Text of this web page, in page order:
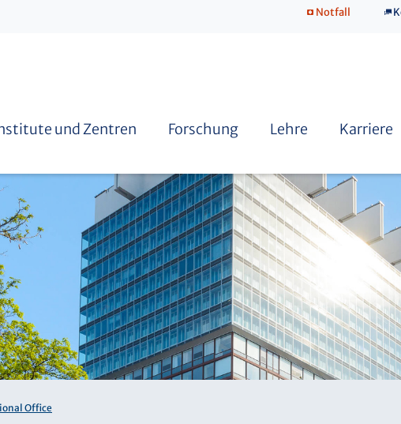
Notfall
und Zentren Forschung Lehre Karriere
Office